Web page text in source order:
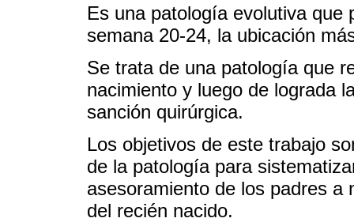
Es una patología evolutiva que
semana 20-24, la ubicación
Se trata de una patología que
nacimiento y luego de lograda
sanción quirúrgica.
Los objetivos de este trabajo
de la patología para
asesoramiento de los padres a
del recién nacido.